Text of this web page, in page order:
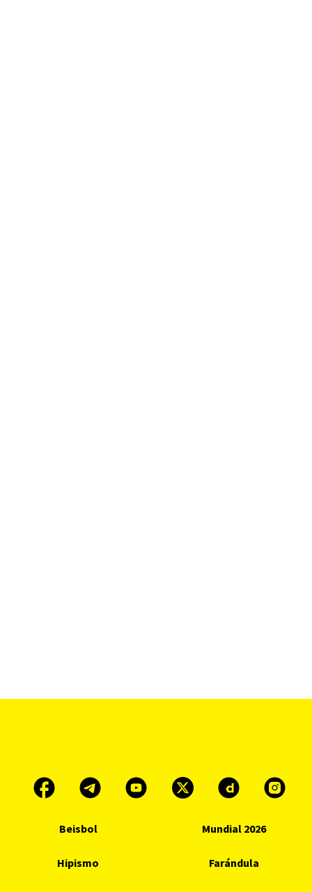
Beisbol Mundial 2026
Hipismo Farándula